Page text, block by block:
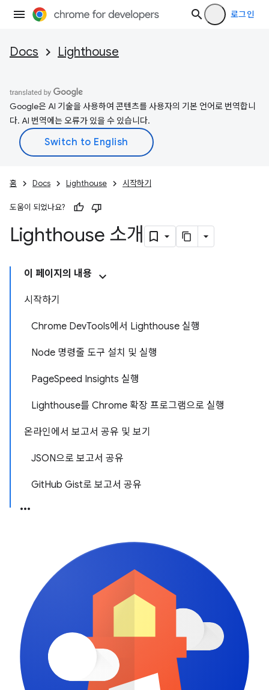
로그인
Docs Lighthouse
Google은 AI 기술을 사용하여 콘텐츠를 사용자의 기본 언어로 번역합니
다. AI 번역에는 오류가 있을 수 있습니다.
홈 Docs Lighthouse 시작하기
도움이 되었나요?
Lighthouse 소개
이 페이지의 내용
시작하기
Chrome DevTools에서 Lighthouse 실행
Node 명령줄 도구 설치 및 실행
PageSpeed Insights 실행
Lighthouse를 Chrome 확장 프로그램으로 실행
온라인에서 보고서 공유 및 보기
JSON으로 보고서 공유
GitHub Gist로 보고서 공유